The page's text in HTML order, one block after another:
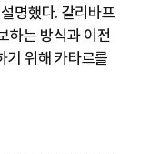
명했다. 갈리바프
하는 방식과 이전
기 위해 카타르를